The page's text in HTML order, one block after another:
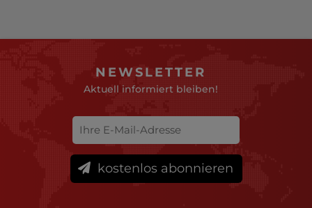
NEWSLETTER
Aktuell informiert bleiben!
kostenlos abonnieren